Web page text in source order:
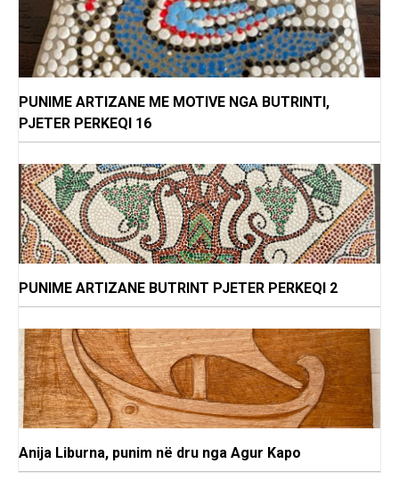
PUNIME ARTIZANE ME MOTIVE NGA BUTRINTI,
PJETER PERKEQI 16
PUNIME ARTIZANE BUTRINT PJETER PERKEQI 2
Anija Liburna, punim në dru nga Agur Kapo